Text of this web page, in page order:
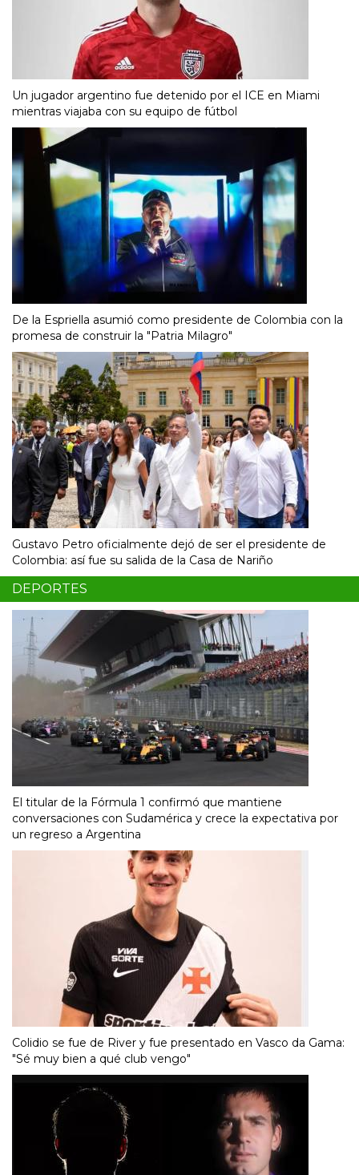
Un jugador argentino fue detenido por el ICE en Miami
mientras viajaba con su equipo de fútbol
De la Espriella asumió como presidente de Colombia con la
promesa de construir la "Patria Milagro"
Gustavo Petro oficialmente dejó de ser el presidente de
Colombia: así fue su salida de la Casa de Nariño
DEPORTES
El titular de la Fórmula 1 confirmó que mantiene
conversaciones con Sudamérica y crece la expectativa por
un regreso a Argentina
Colidio se fue de River y fue presentado en Vasco da Gama:
"Sé muy bien a qué club vengo"